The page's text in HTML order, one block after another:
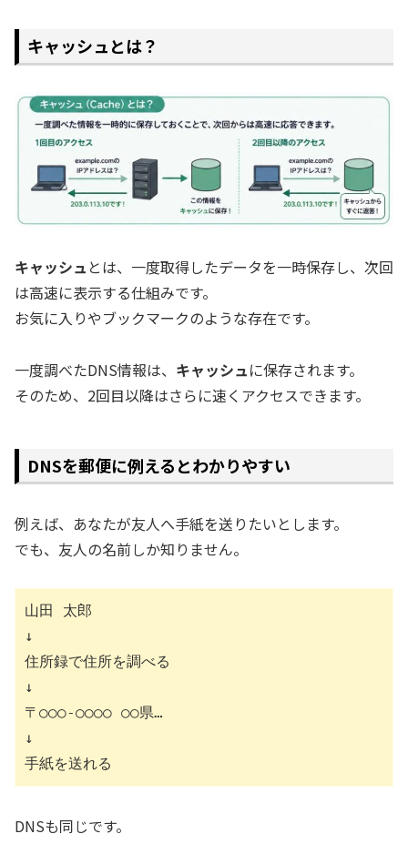
キャッシュとは？
キャッシュ とは、一度取得したデータを一時保存し、次回
は高速に表示する仕組みです。
お気に入りやブックマークのような存在です。
一度調べたDNS情報は、 キャッシュに保存されます。
そのため、2回目以降はさらに速くアクセスできます。
DNSを郵便に例えるとわかりやすい
例えば、あなたが友人へ手紙を送りたいとします。
でも、友人の名前しか知りません。
山田 太郎
↓
住所録で住所を調べる
↓
〒○○○-○○○○ ○○県…
↓
手紙を送れる
DNSも同じです。